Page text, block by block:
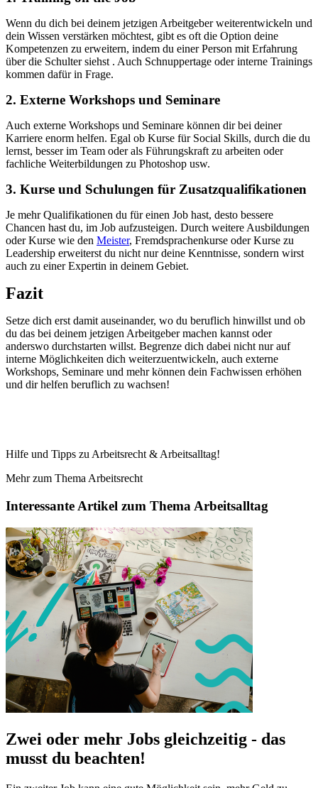
Wenn du dich bei deinem jetzigen Arbeitgeber weiterentwickeln und
dein Wissen verstärken möchtest, gibt es oft die Option deine
Kompetenzen zu erweitern, indem du einer Person mit Erfahrung
über die Schulter siehst . Auch Schnuppertage oder interne Trainings
kommen dafür in Frage.
2. Externe Workshops und Seminare
Auch externe Workshops und Seminare können dir bei deiner
Karriere enorm helfen. Egal ob Kurse für Social Skills, durch die du
lernst, besser im Team oder als Führungskraft zu arbeiten oder
fachliche Weiterbildungen zu Photoshop usw.
3. Kurse und Schulungen für Zusatzqualifikationen
Je mehr Qualifikationen du für einen Job hast, desto bessere
Chancen hast du, im Job aufzusteigen. Durch weitere Ausbildungen
oder Kurse wie den Meister, Fremdsprachenkurse oder Kurse zu
Leadership erweiterst du nicht nur deine Kenntnisse, sondern wirst
auch zu einer Expertin in deinem Gebiet.
Fazit
Setze dich erst damit auseinander, wo du beruflich hinwillst und ob
du das bei deinem jetzigen Arbeitgeber machen kannst oder
anderswo durchstarten willst. Begrenze dich dabei nicht nur auf
interne Möglichkeiten dich weiterzuentwickeln, auch externe
Workshops, Seminare und mehr können dein Fachwissen erhöhen
und dir helfen beruflich zu wachsen!
Hilfe und Tipps zu Arbeitsrecht & Arbeitsalltag!
Mehr zum Thema Arbeitsrecht
Interessante Artikel zum Thema Arbeitsalltag
Zwei oder mehr Jobs gleichzeitig - das
musst du beachten!